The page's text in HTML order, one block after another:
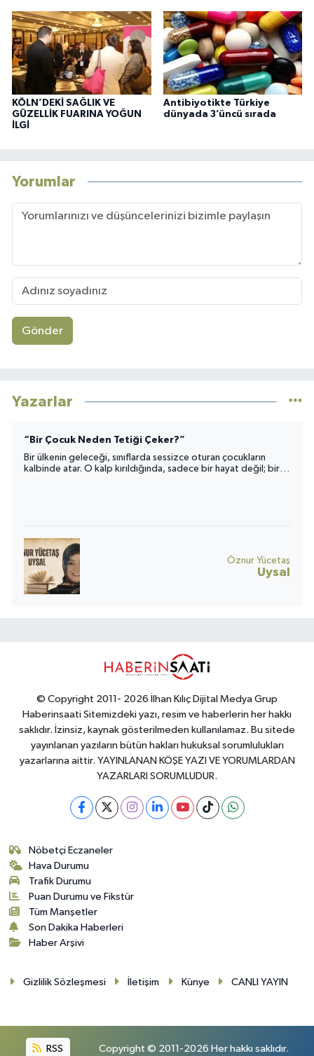
KÖLN’DEKİ SAĞLIK VE
GÜZELLİK FUARINA YOĞUN
İLGİ
Antibiyotikte Türkiye
dünyada 3’üncü sırada
Yorumlar
Gönder
Yazarlar
“Bir Çocuk Neden Tetiği Çeker?”
Bir ülkenin geleceği, sınıflarda sessizce oturan çocukların
kalbinde atar. O kalp kırıldığında, sadece bir hayat değil; bir
Öznur Yücetaş
Uysal
© Copyright 2011- 2026 İlhan Kılıç Dijital Medya Grup
Haberinsaati Sitemizdeki yazı, resim ve haberlerin her hakkı
saklıdır. İzinsiz, kaynak gösterilmeden kullanılamaz. Bu sitede
yayınlanan yazıların bütün hakları hukuksal sorumlulukları
yazarlarına aittir. YAYINLANAN KÖŞE YAZI VE YORUMLARDAN
YAZARLARI SORUMLUDUR.
Nöbetçi Eczaneler
Hava Durumu
Trafik Durumu
Puan Durumu ve Fikstür
Tüm Manşetler
Son Dakika Haberleri
Haber Arşivi
Gizlilik Sözleşmesi İletişim Künye CANLI YAYIN
RSS Copyright © 2011-2026 Her hakkı saklıdır.